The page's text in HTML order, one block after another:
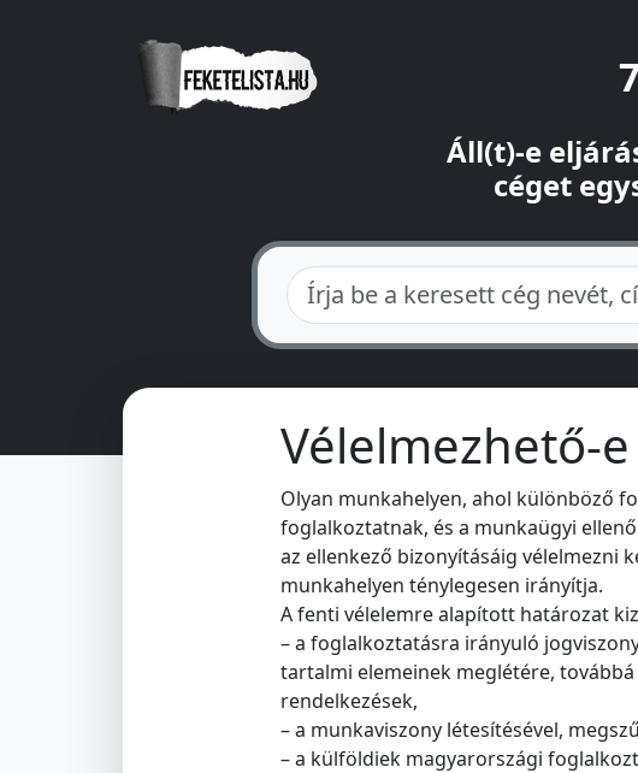
Áll(t)-e
céget
Vélelmezhető-
Olyan munkahelyen, ahol különböző
foglalkoztatnak, és a munkaügyi
az ellenkező bizonyításáig vélelmezni
munkahelyen ténylegesen irányítja.
A fenti vélelemre alapított határozat
– a foglalkoztatásra irányuló
tartalmi elemeinek meglétére,
rendelkezések,
– a munkaviszony létesítésével,
– a külföldiek magyarországi